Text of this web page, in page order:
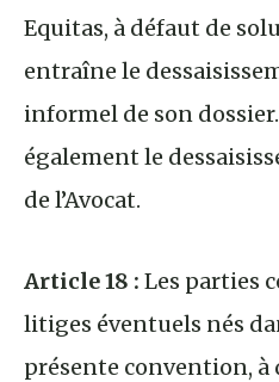
Equitas, à défaut de
entraîne le
informel de son
également le
de l’Avocat.
Article 18 : Les parties
litiges éventuels nés
présente convention,